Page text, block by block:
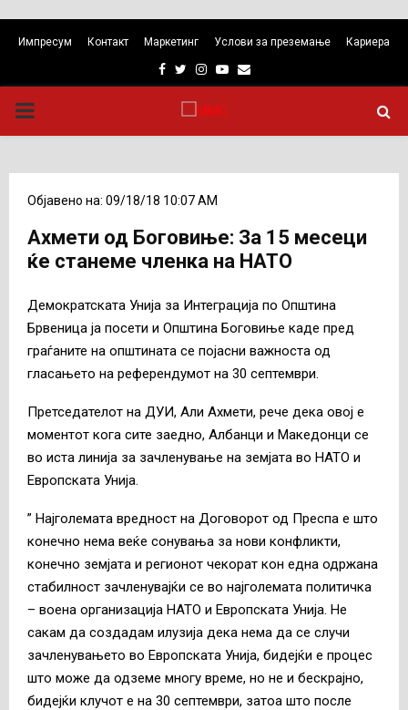
Импресум Контакт Маркетинг Услови за преземање Кариера
Facebook
TwitterInstagram
Youtube
Email
PRIMARY
Објавено на: 09/18/18 10:07 AM
Ахмети од Боговиње: За 15 месеци
ќе станеме членка на НАТО
Демократската Унија за Интеграција по Општина
Брвеница ја посети и Општина Боговиње каде пред
граѓаните на општината се појасни важноста од
гласањето на референдумот на 30 септември.
Претседателот на ДУИ, Али Ахмети, рече дека овој е
моментот кога сите заедно, Албанци и Македонци се
во иста линија за зачленување на земјата во НАТО и
Европската Унија.
” Најголемата вредност на Договорот од Преспа е што
конечно нема веќе сонувања за нови конфликти,
конечно земјата и регионот чекорат кон една одржана
стабилност зачленувајќи се во најголемата политичка
– воена организација НАТО и Европската Унија. Не
сакам да создадам илузија дека нема да се случи
зачленувањето во Европската Унија, бидејќи е процес
што може да одземе многу време, но не и бескрајно,
бидејќи клучот е на 30 септември, затоа што после